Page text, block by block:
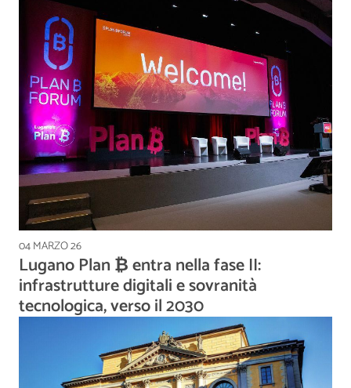
04 MARZO 26
Lugano Plan ₿ entra nella fase II:
infrastrutture digitali e sovranità
tecnologica, verso il 2030